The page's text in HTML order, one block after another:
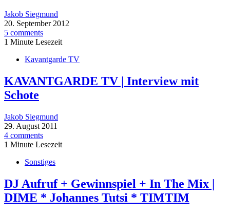
Jakob Siegmund
20. September 2012
5 comments
1 Minute Lesezeit
Kavantgarde TV
KAVANTGARDE TV | Interview mit
Schote
Jakob Siegmund
29. August 2011
4 comments
1 Minute Lesezeit
Sonstiges
DJ Aufruf + Gewinnspiel + In The Mix |
DIME * Johannes Tutsi * TIMTIM